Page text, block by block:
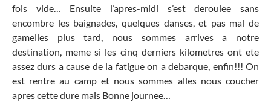
fois vide… Ensuite l’apres-midi s’est deroulee sans
encombre les baignades, quelques danses, et pas mal de
gamelles plus tard, nous sommes arrives a notre
destination, meme si les cinq derniers kilometres ont ete
assez durs a cause de la fatigue on a debarque, enfin!!! On
est rentre au camp et nous sommes alles nous coucher
apres cette dure mais Bonne journee…